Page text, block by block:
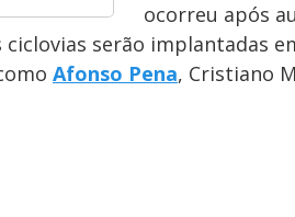
ocorreu após
serão implantadas
Afonso Pena, Cristiano